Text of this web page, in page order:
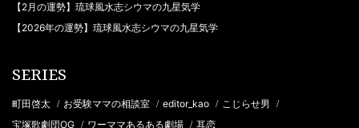
【2月の運勢】琉球風水志シウマの九星気学
【2026年の運勢】琉球風水志シウマの九星気学
SERIES
町田啓太 / お受験ママの相談室 / editor_kao / こじらせ男 /
宝塚歌劇団OG / ワーママあるある劇場 / 耳恋